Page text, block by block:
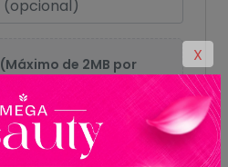
(Máximo de 2MB por
X